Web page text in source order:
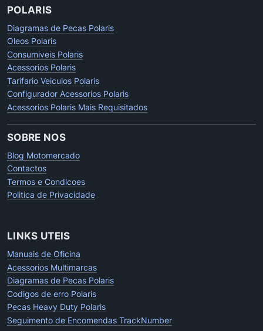
POLARIS
Diagramas de Pecas Polaris
Oleos Polaris
Consumiveis Polaris
Acessorios Polaris
Tarifario Veiculos Polaris
Configurador Acessorios Polaris
Acessorios Polaris Mais Requisitados
SOBRE NOS
Blog Motomercado
Contactos
Termos e Condicoes
Politica de Privacidade
LINKS UTEIS
Manuais de Oficina
Acessorios Multimarcas
Diagramas de Pecas Polaris
Codigos de erro Polaris
Pecas Heavy Duty Polaris
Seguimento de Encomendas TrackNumber